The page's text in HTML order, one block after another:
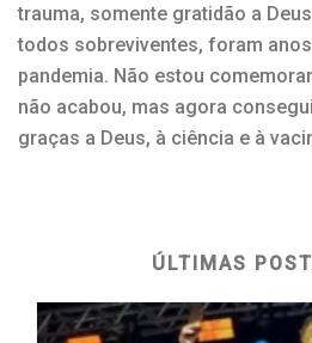
trauma, somente gratidão a
todos sobreviventes, foram
pandemia. Não estou
não acabou, mas agora
graças a Deus, à ciência e à
ÚLTIMAS